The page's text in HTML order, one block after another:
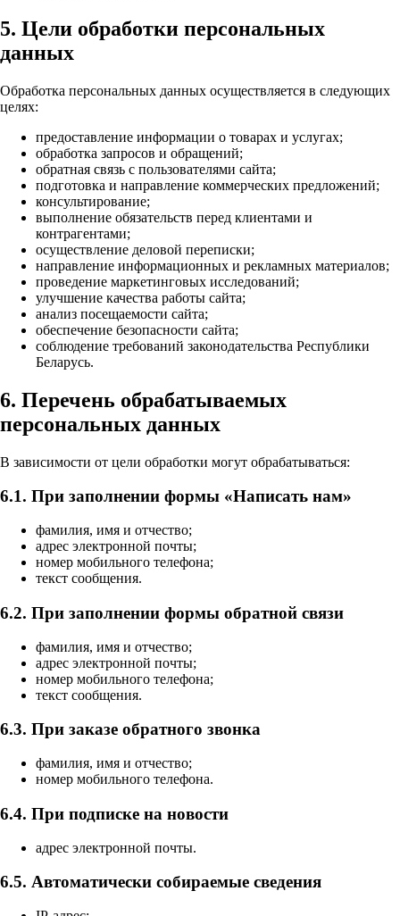
5. Цели обработки персональных
данных
Обработка персональных данных осуществляется в следующих
целях:
предоставление информации о товарах и услугах;
обработка запросов и обращений;
обратная связь с пользователями сайта;
подготовка и направление коммерческих предложений;
консультирование;
выполнение обязательств перед клиентами и
контрагентами;
осуществление деловой переписки;
направление информационных и рекламных материалов;
проведение маркетинговых исследований;
улучшение качества работы сайта;
анализ посещаемости сайта;
обеспечение безопасности сайта;
соблюдение требований законодательства Республики
Беларусь.
6. Перечень обрабатываемых
персональных данных
В зависимости от цели обработки могут обрабатываться:
6.1. При заполнении формы «Написать нам»
фамилия, имя и отчество;
адрес электронной почты;
номер мобильного телефона;
текст сообщения.
6.2. При заполнении формы обратной связи
фамилия, имя и отчество;
адрес электронной почты;
номер мобильного телефона;
текст сообщения.
6.3. При заказе обратного звонка
фамилия, имя и отчество;
номер мобильного телефона.
6.4. При подписке на новости
адрес электронной почты.
6.5. Автоматически собираемые сведения